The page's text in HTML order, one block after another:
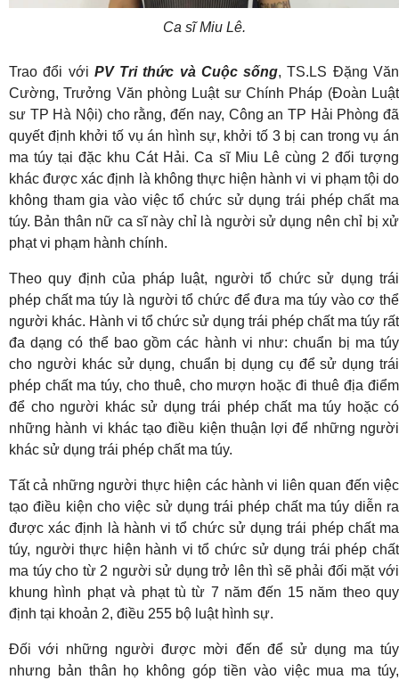
Ca sĩ Miu Lê.
Trao đổi với PV Tri thức và Cuộc sống, TS.LS Đặng Văn
Cường, Trưởng Văn phòng Luật sư Chính Pháp (Đoàn Luật
sư TP Hà Nội) cho rằng, đến nay, Công an TP Hải Phòng đã
quyết định khởi tố vụ án hình sự, khởi tố 3 bị can trong vụ án
ma túy tại đặc khu Cát Hải. Ca sĩ Miu Lê cùng 2 đối tượng
khác được xác định là không thực hiện hành vi vi phạm tội do
không tham gia vào việc tổ chức sử dụng trái phép chất ma
túy. Bản thân nữ ca sĩ này chỉ là người sử dụng nên chỉ bị xử
phạt vi phạm hành chính.
Theo quy định của pháp luật, người tổ chức sử dụng trái
phép chất ma túy là người tổ chức để đưa ma túy vào cơ thể
người khác. Hành vi tổ chức sử dụng trái phép chất ma túy rất
đa dạng có thể bao gồm các hành vi như: chuẩn bị ma túy
cho người khác sử dụng, chuẩn bị dụng cụ để sử dụng trái
phép chất ma túy, cho thuê, cho mượn hoặc đi thuê địa điểm
để cho người khác sử dụng trái phép chất ma túy hoặc có
những hành vi khác tạo điều kiện thuận lợi để những người
khác sử dụng trái phép chất ma túy.
Tất cả những người thực hiện các hành vi liên quan đến việc
tạo điều kiện cho việc sử dụng trái phép chất ma túy diễn ra
được xác định là hành vi tổ chức sử dụng trái phép chất ma
túy, người thực hiện hành vi tổ chức sử dụng trái phép chất
ma túy cho từ 2 người sử dụng trở lên thì sẽ phải đối mặt với
khung hình phạt và phạt tù từ 7 năm đến 15 năm theo quy
định tại khoản 2, điều 255 bộ luật hình sự.
Đối với những người được mời đến để sử dụng ma túy
nhưng bản thân họ không góp tiền vào việc mua ma túy,